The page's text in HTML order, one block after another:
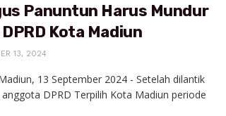
Panuntun Harus Mundur
Kota Madiun
13, 2024
13 September 2024 - Setelah dilantik
DPRD Terpilih Kota Madiun periode